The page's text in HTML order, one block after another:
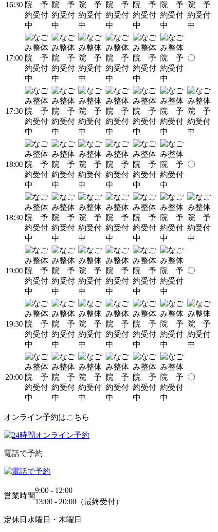
16:30
17:00 〇
17:30
18:00 〇
18:30
19:00 〇
19:30
20:00 〇
オンライン予約はこちら
電話で予約
営業時間
9:00 - 12:00
13:00 - 20:00（最終受付）
定休日 水曜日・木曜日